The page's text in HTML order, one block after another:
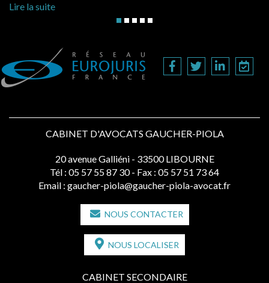
Lire la suite
CABINET D'AVOCATS GAUCHER-PIOLA
20 avenue Galliéni - 33500 LIBOURNE
Tél : 05 57 55 87 30 - Fax : 05 57 51 73 64
Email : gaucher-piola@gaucher-piola-avocat.fr
NOUS CONTACTER
NOUS LOCALISER
CABINET SECONDAIRE